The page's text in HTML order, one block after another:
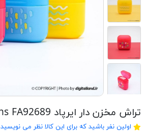
تراش مخزن دار ایرپاد Schoolfans FA92689
اولین نفر باشید که برای این کالا نظر می نویسید